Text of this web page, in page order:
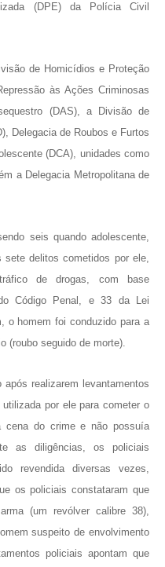
(DPE) da Polícia Civil
de Homicídios e Proteção
às Ações Criminosas
(DAS), a Divisão de
Delegacia de Roubos e Furtos
(DCA), unidades como
a Delegacia Metropolitana de
seis quando adolescente,
sete delitos cometidos por ele,
de drogas, com base
Código Penal, e 33 da Lei
o homem foi conduzido para a
(roubo seguido de morte).
realizarem levantamentos
por ele para cometer o
cena do crime e não possuía
as diligências, os policiais
revendida diversas vezes,
os policiais constataram que
(um revólver calibre 38),
suspeito de envolvimento
policiais apontam que